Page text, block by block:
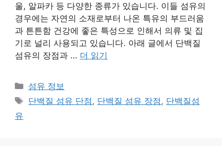
울, 알파카 등 다양한 종류가 있습니다. 이들 섬유의
경우에는 자연의 소재로부터 나온 특유의 부드러움
과 튼튼함 건강에 좋은 특성으로 인해서 의류 및 집
기로 널리 사용되고 있습니다. 아래 글에서 단백질
섬유의 장점과 … 더 읽기
카
테
섬유 정보
태
단백질 섬유 단점 , 단백질 섬유 장점 , 단백질섬
유